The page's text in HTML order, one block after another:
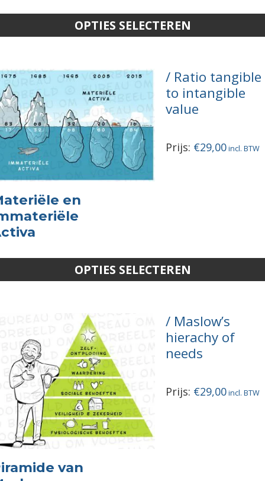
OPTIES SELECTEREN
en
Ratio tangible
to intangible
value
Prijs: €29,00
OPTIES SELECTEREN
van
Maslow’s
hierachy of
needs
Prijs: €29,00